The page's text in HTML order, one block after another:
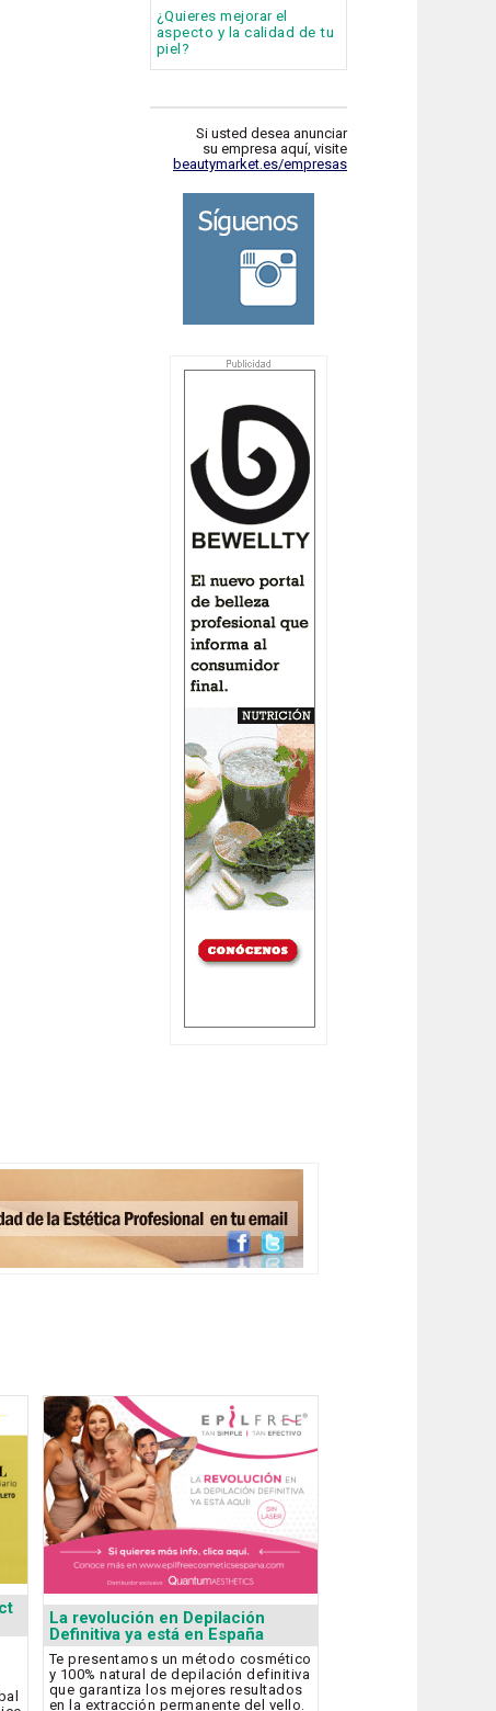
¿Quieres mejorar el
aspecto y la calidad de tu
piel?
Si usted desea anunciar
su empresa aquí, visite
beautymarket.es/empresas
La revolución en Depilación
Definitiva ya está en España
Te presentamos un método cosmético
y 100% natural de depilación definitiva
que garantiza los mejores resultados
en la extracción permanente del vello.